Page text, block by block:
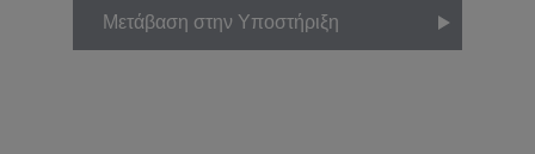
Μετάβαση στην Υποστήριξη